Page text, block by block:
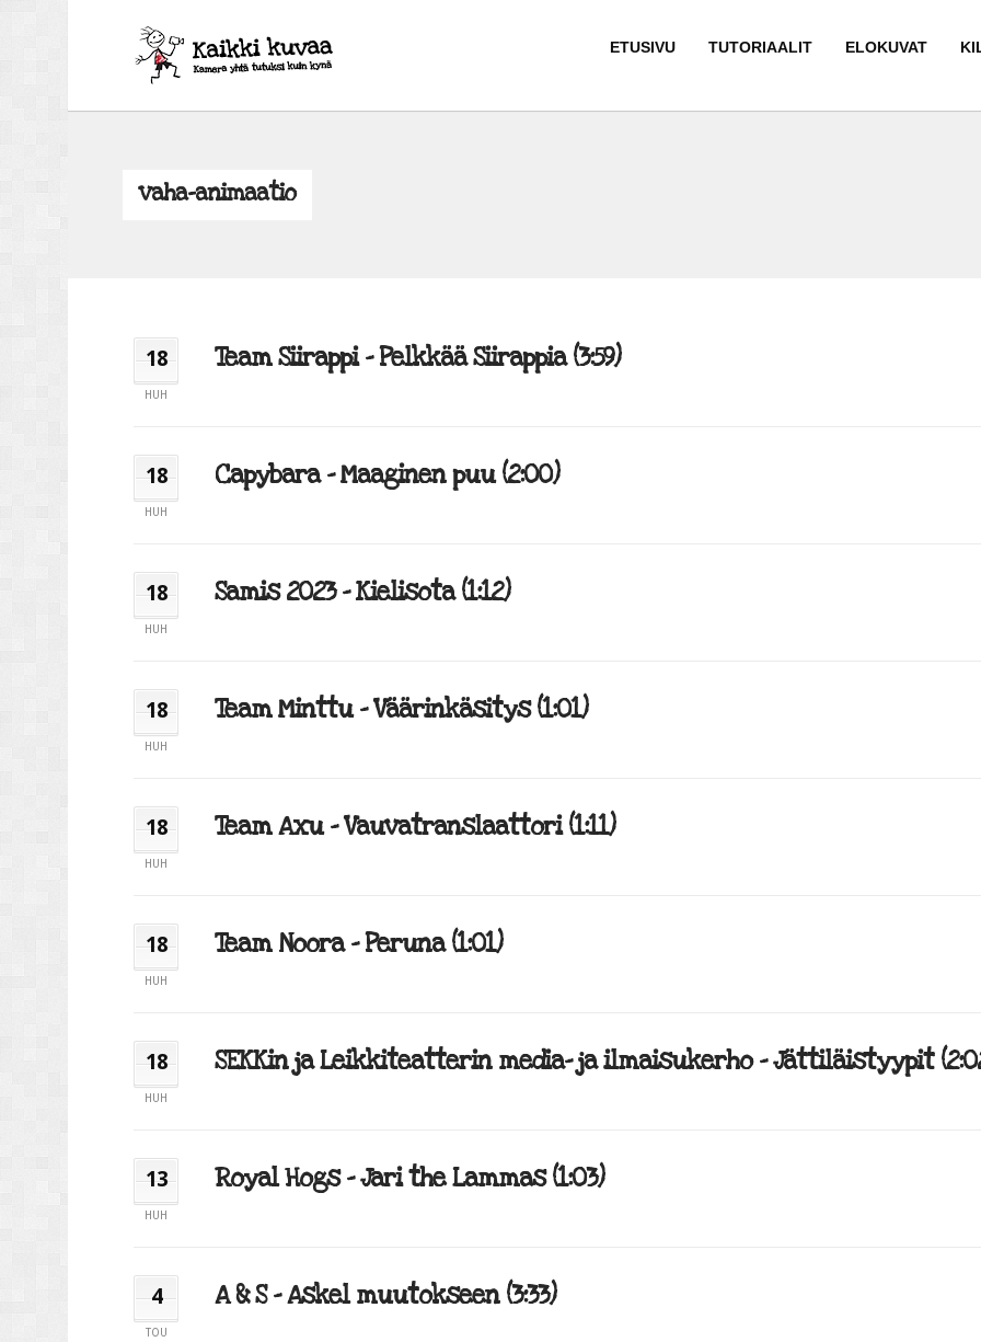
ETUSIVU TUTORIAALIT ELOKUVAT
vaha-animaatio
18
HUH
Team Siirappi – Pelkkää Siirappia (3:59)
18
HUH
Capybara – Maaginen puu (2:00)
18
HUH
Samis 2023 – Kielisota (1:12)
18
HUH
Team Minttu – Väärinkäsitys (1:01)
18
HUH
Team Axu – Vauvatranslaattori (1:11)
18
HUH
Team Noora – Peruna (1:01)
18
HUH
SEKKin ja Leikkiteatterin media- ja ilmaisukerho – Jättiläistyypit
13
HUH
Royal Hogs – Jari the Lammas (1:03)
4
TOU
A & S – Askel muutokseen (3:33)